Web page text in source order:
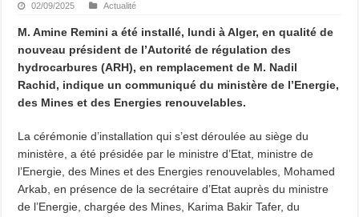
02/09/2025 Actualité
M. Amine Remini a été installé, lundi à Alger, en qualité de
nouveau président de l’Autorité de régulation des
hydrocarbures (ARH), en remplacement de M. Nadil
Rachid, indique un communiqué du ministère de l’Energie,
des Mines et des Energies renouvelables.
La cérémonie d’installation qui s’est déroulée au siège du
ministère, a été présidée par le ministre d’Etat, ministre de
l’Energie, des Mines et des Energies renouvelables, Mohamed
Arkab, en présence de la secrétaire d’Etat auprès du ministre
de l’Energie, chargée des Mines, Karima Bakir Tafer, du